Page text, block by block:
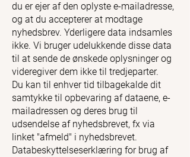
du er ejer af den oplyste e-mailadresse,
og at du accepterer at modtage
nyhedsbrev. Yderligere data indsamles
ikke. Vi bruger udelukkende disse data
til at sende de ønskede oplysninger og
videregiver dem ikke til tredjeparter.
Du kan til enhver tid tilbagekalde dit
samtykke til opbevaring af dataene, e-
mailadressen og deres brug til
udsendelse af nyhedsbrevet, fx via
linket "afmeld" i nyhedsbrevet.
Databeskyttelseserklæring for brug af